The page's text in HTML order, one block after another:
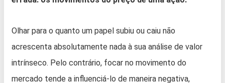
Olhar para o quanto um papel subiu ou caiu não
acrescenta absolutamente nada à sua análise de valor
intrínseco. Pelo contrário, focar no movimento do
mercado tende a influenciá-lo de maneira negativa,